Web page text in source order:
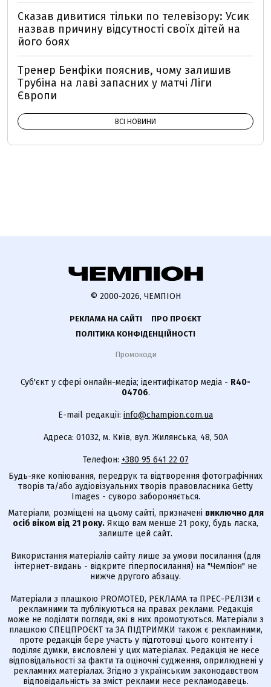
Сказав дивитися тільки по телевізору: Усик
назвав причину відсутності своїх дітей на
його боях
Тренер Бенфіки пояснив, чому залишив
Трубіна на лаві запасних у матчі Ліги
Європи
ВСІ НОВИНИ
© 2000-2026, ЧЕМПІОН
РЕКЛАМА НА САЙТІ
ПРО ПРОЄКТ
ПОЛІТИКА КОНФІДЕНЦІЙНОСТІ
Промокоди
Суб'єкт у сфері онлайн-медіа; ідентифікатор медіа - R40-
04706.
E-mail редакції: info@champion.com.ua
Адреса: 01032, м. Київ, вул. Жилянська, 48, 50А
Телефон: +380 95 641 22 07
Будь-яке копіювання, передрук та відтворення фотографічних
творів та/або аудіовізуальних творів правовласника Getty
Images - суворо забороняється.
Матеріали, розміщені на цьому сайті, призначені виключно для
осіб віком від 21 року. Якщо вам менше 21 року, будь ласка,
залиште цей сайт.
Використання матеріалів сайту лише за умови посилання (для
інтернет-видань - відкрите гіперпосилання) на "Чемпіон" не
нижче другого абзацу.
Матеріали з плашкою PROMOTED, РЕКЛАМА та ПРЕС-РЕЛІЗИ є
рекламними та публікуються на правах реклами. Редакція
може не поділяти погляди, які в них промотуються. Матеріали з
плашкою СПЕЦПРОЄКТ та ЗА ПІДТРИМКИ також є рекламними,
проте редакція бере участь у підготовці цього контенту і
поділяє думки, висловлені у цих матеріалах. Редакція не несе
відповідальності за факти та оціночні судження, оприлюднені у
рекламних матеріалах. Згідно з українським законодавством
відповідальність за зміст реклами несе рекламодавець.